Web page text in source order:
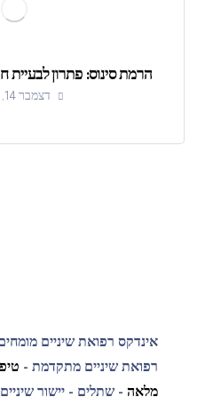
הרמת סינוס: פתרון לבעיית
דצמבר 14, 2024
אינדקס רפואת שיניים
רפואת שיניים מתקדמת -